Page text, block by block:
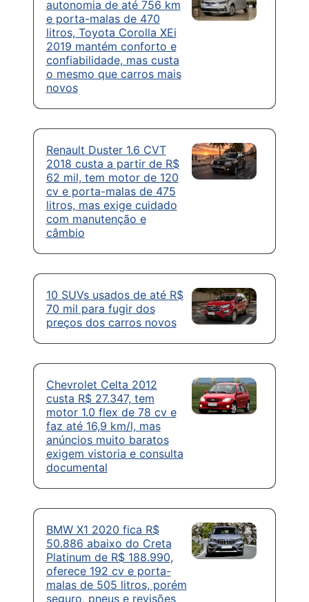
autonomia de até 756 km
e porta-malas de 470
litros, Toyota Corolla XEi
2019 mantém conforto e
confiabilidade, mas custa
o mesmo que carros mais
novos
Renault Duster 1.6 CVT
2018 custa a partir de R$
62 mil, tem motor de 120
cv e porta-malas de 475
litros, mas exige cuidado
com manutenção e
câmbio
10 SUVs usados de até R$
70 mil para fugir dos
preços dos carros novos
Chevrolet Celta 2012
custa R$ 27.347, tem
motor 1.0 flex de 78 cv e
faz até 16,9 km/l, mas
anúncios muito baratos
exigem vistoria e consulta
documental
BMW X1 2020 fica R$
50.886 abaixo do Creta
Platinum de R$ 188.990,
oferece 192 cv e porta-
malas de 505 litros, porém
seguro, pneus e revisões